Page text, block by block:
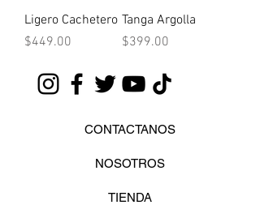
Ligero Cachetero
Precio
$449.00
Tanga Argolla
Precio
$399.00
CONTACTANOS
NOSOTROS
TIENDA